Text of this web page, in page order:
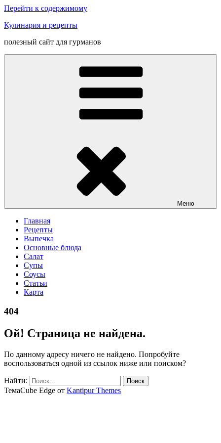
Перейти к содержимому
Кулинария и рецепты
полезный сайт для гурманов
Меню
Главная
Рецепты
Выпечка
Основные блюда
Салат
Супы
Соусы
Статьи
Карта
404
Ой! Страница не найдена.
По данному адресу ничего не найдено. Попробуйте
воспользоваться одной из ссылок ниже или поиском?
Найти:
ТемаCube Edge от Kantipur Themes